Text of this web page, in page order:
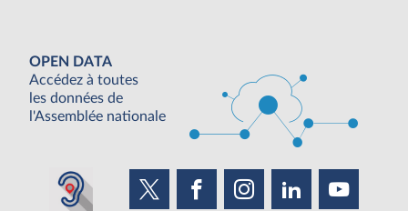
OPEN DATA
Accédez à toutes
les données de
l'Assemblée nationale